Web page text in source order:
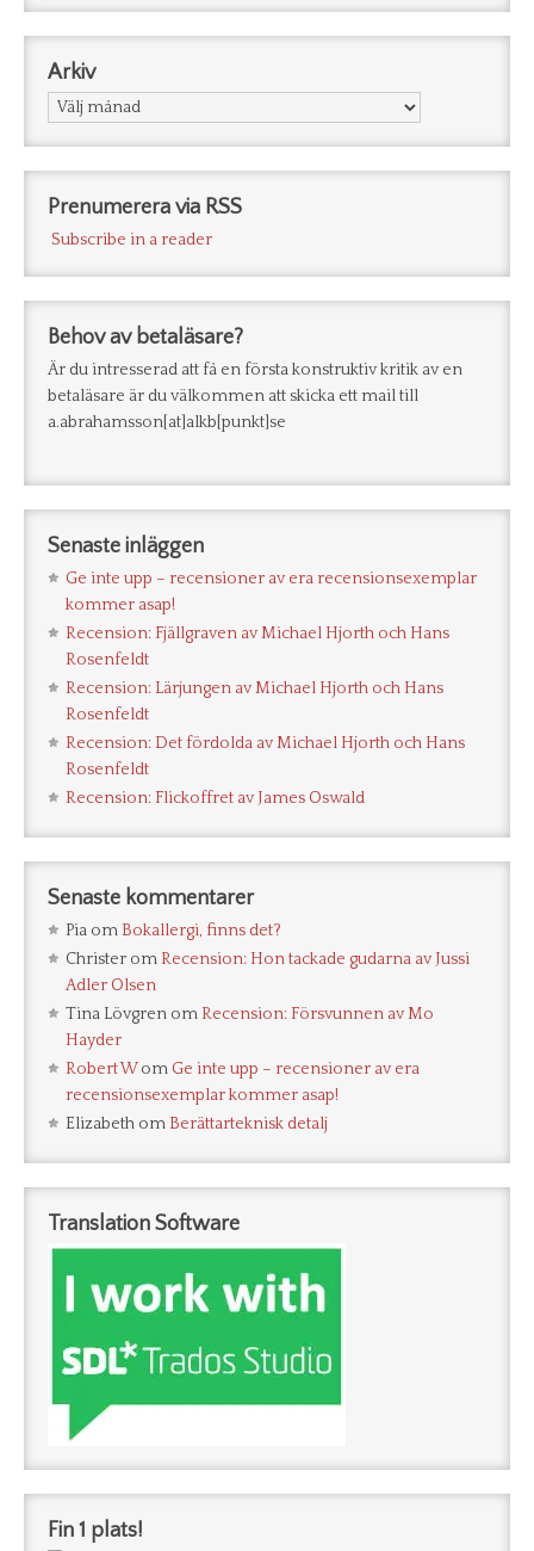
Arkiv
Arkiv
Prenumerera via RSS
Subscribe in a reader
Behov av betaläsare?
Är du intresserad att få en första konstruktiv kritik av en
betaläsare är du välkommen att skicka ett mail till
a.abrahamsson[at]alkb[punkt]se
Senaste inläggen
Ge inte upp – recensioner av era recensionsexemplar
kommer asap!
Recension: Fjällgraven av Michael Hjorth och Hans
Rosenfeldt
Recension: Lärjungen av Michael Hjorth och Hans
Rosenfeldt
Recension: Det fördolda av Michael Hjorth och Hans
Rosenfeldt
Recension: Flickoffret av James Oswald
Senaste kommentarer
Pia om Bokallergi, finns det?
Christer om Recension: Hon tackade gudarna av Jussi
Adler Olsen
Tina Lövgren om Recension: Försvunnen av Mo
Hayder
Robert Wom Ge inte upp – recensioner av era
recensionsexemplar kommer asap!
Elizabeth om Berättarteknisk detalj
Translation Software
Fin 1 plats!